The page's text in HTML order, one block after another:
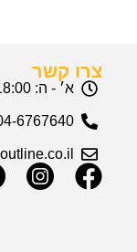
צרו קשר
א׳ - ה: 18:00 - 9:30
6767640